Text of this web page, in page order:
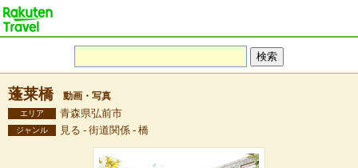
蓬莱橋 動画・写真
エリア 青森県弘前市
ジャンル 見る - 街道関係 - 橋